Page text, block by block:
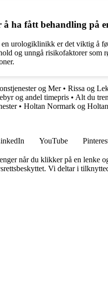
å ha fått behandling på
urologiklinikk er det viktig å
og unngå risikofaktorer
og Mer• Rissa og
og andel timepris • Alt du
• Holtan Normark og
YouTube
når du klikker på en lenke
Vi deltar i